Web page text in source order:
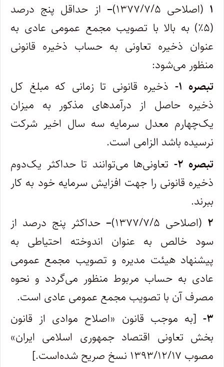
۱ (اصلاحی ۱۳۷۷/۷/۵) – از حداقل پنج درصد
(۵٪) به بالا با تصویب مجمع عمومی عادی به
عنوان ذخیره تعاونی به حساب ذخیره قانونی
منظور می‌شود:
تبصره ۱- ذخیره قانونی تا زمانی که مبلغ کل
ذخیره حاصل از درآمدهای مذکور به میزان
یک‌چهارم معدل سرمایه سه سال اخیر شرکت
نرسیده باشد الزامی است.
تبصره ۲-
تعاونی‌ها می‌توانند تا حداکثر یک‌دوم
ذخیره قانونی را جهت افزایش سرمایه خود به کار
ببرند.
۲ (اصلاحی ۱۳۷۷/۷/۵) – حداکثر پنج درصد از
سود خالص به عنوان اندوخته احتیاطی به
پیشنهاد هیئت مدیره و تصویب مجمع عمومی
عادی به حساب مربوط منظور می‌گردد و نحوه
مصرف آن با تصویب مجمع عمومی عادی است.
۳-
[به موجب قانون «اصلاح موادی از قانون
بخش تعاونی اقتصاد جمهوری اسلامی ایران»
مصوب ۱۳۹۳/۱۲/۱۷ نسخ صریح شده‌است.]